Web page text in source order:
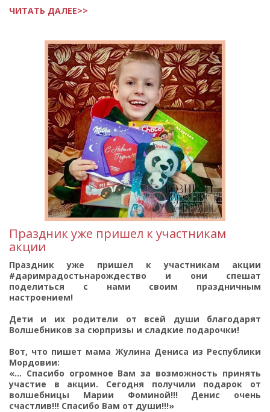
ЧИТАТЬ ДАЛЕЕ>>
Праздник уже пришел к участникам
акции
Праздник уже пришел к участникам акции
#даримрадостьнарождество и они спешат
поделиться с нами своим праздничным
настроением!
Дети и их родители от всей души благодарят
Волшебников за сюрпризы и сладкие подарочки!
Вот, что пишет мама Жулина Дениса из Республики
Мордовии:
«... Спасибо огромное Вам за возможность принять
участие в акции. Сегодня получили подарок от
волшебницы Марии Фоминой!!! Денис очень
счастлив!!! Спасибо Вам от души!!!»